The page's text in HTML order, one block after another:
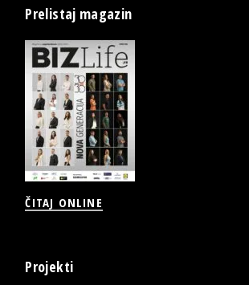
Prelistaj magazin
ČITAJ ONLINE
Projekti